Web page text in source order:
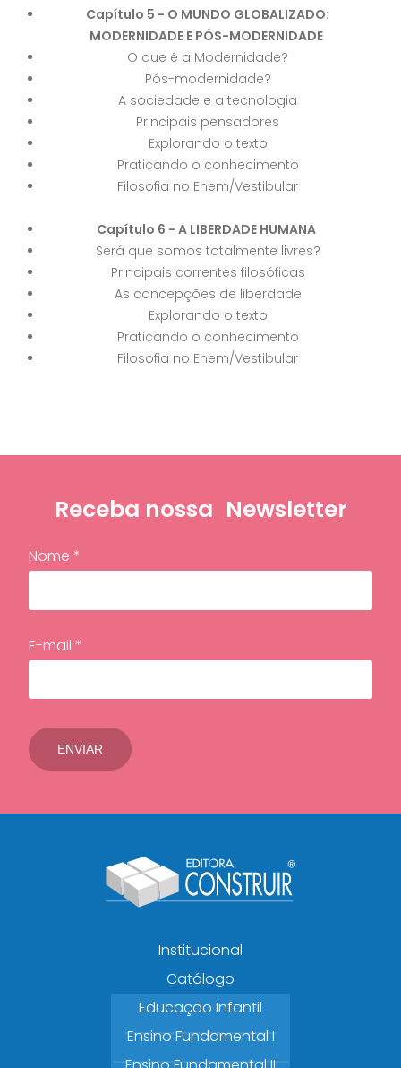
Capítulo 5 - O MUNDO GLOBALIZADO:
MODERNIDADE E PÓS-MODERNIDADE
O que é a Modernidade?
Pós-modernidade?
A sociedade e a tecnologia
Principais pensadores
Explorando o texto
Praticando o conhecimento
Filosofia no Enem/Vestibular
Capítulo 6 - A LIBERDADE HUMANA
Será que somos totalmente livres?
Principais correntes filosóficas
As concepções de liberdade
Explorando o texto
Praticando o conhecimento
Filosofia no Enem/Vestibular
Receba nossa Newsletter
Nome *
E-mail *
Institucional
Catálogo
Educação Infantil
Ensino Fundamental I